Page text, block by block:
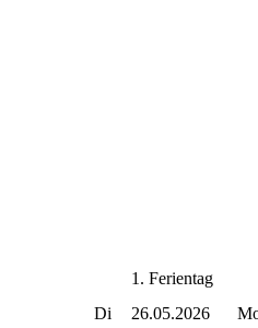
1. Ferientag
Di 26.05.2026